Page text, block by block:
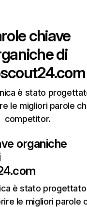
chiave
di
è stato
le migliori parole
competitor.
organiche
è stato
le migliori parole